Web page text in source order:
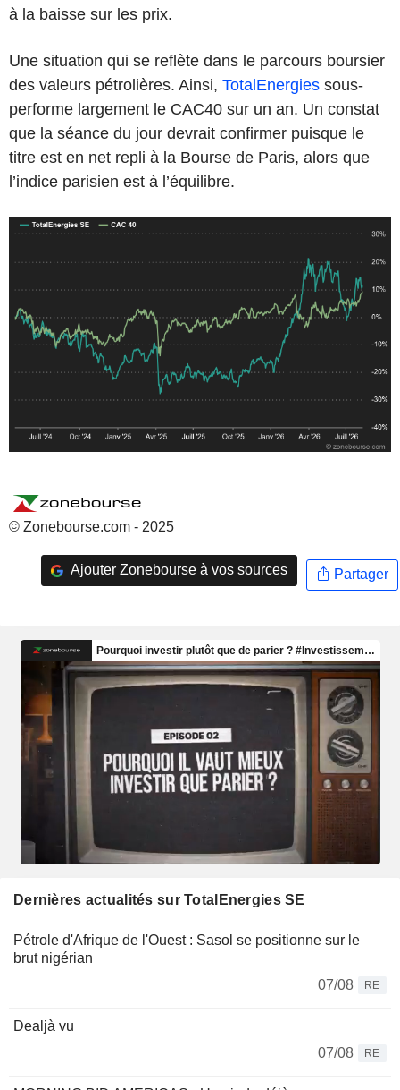
à la baisse sur les prix.
Une situation qui se reflète dans le parcours boursier
des valeurs pétrolières. Ainsi, TotalEnergies sous-
performe largement le CAC40 sur un an. Un constat
que la séance du jour devrait confirmer puisque le
titre est en net repli à la Bourse de Paris, alors que
l’indice parisien est à l’équilibre.
© Zonebourse.com - 2025
Ajouter Zonebourse à vos sources Partager
Dernières actualités sur TotalEnergies SE
Pétrole d'Afrique de l'Ouest : Sasol se positionne sur le
brut nigérian
07/08
RE
Dealjà vu
07/08
RE